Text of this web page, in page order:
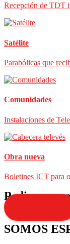
Recepción de TDT
Satélite
Parabólicas que
Comunidades
Instalaciones de
Obra nueva
Boletines ICT para
Pedir
SOMOS